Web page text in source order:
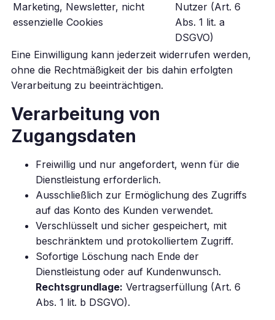
Marketing, Newsletter, nicht
essenzielle Cookies
Nutzer (Art. 6
Abs. 1 lit. a
DSGVO)
Eine Einwilligung kann jederzeit widerrufen werden,
ohne die Rechtmäßigkeit der bis dahin erfolgten
Verarbeitung zu beeinträchtigen.
Verarbeitung von
Zugangsdaten
Freiwillig und nur angefordert, wenn für die
Dienstleistung erforderlich.
Ausschließlich zur Ermöglichung des Zugriffs
auf das Konto des Kunden verwendet.
Verschlüsselt und sicher gespeichert, mit
beschränktem und protokolliertem Zugriff.
Sofortige Löschung nach Ende der
Dienstleistung oder auf Kundenwunsch.
Rechtsgrundlage: Vertragserfüllung (Art. 6
Abs. 1 lit. b DSGVO).